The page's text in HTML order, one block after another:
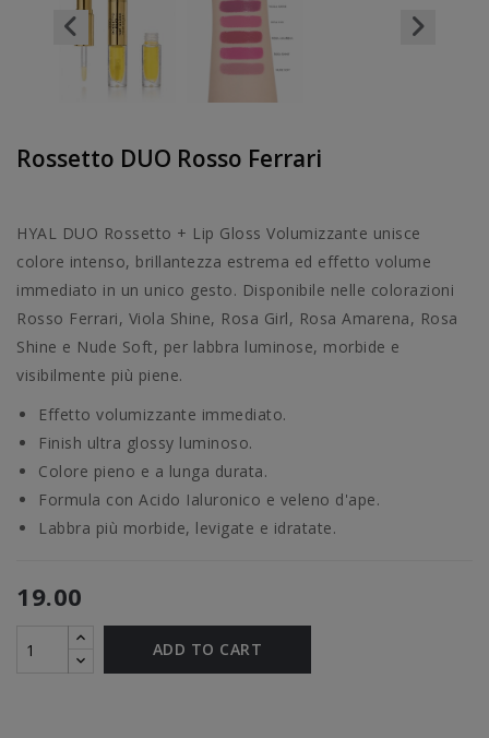
Rossetto DUO Rosso Ferrari
HYAL DUO Rossetto + Lip Gloss Volumizzante unisce
colore intenso, brillantezza estrema ed effetto volume
immediato in un unico gesto. Disponibile nelle colorazioni
Rosso Ferrari, Viola Shine, Rosa Girl, Rosa Amarena, Rosa
Shine e Nude Soft, per labbra luminose, morbide e
visibilmente più piene.
Effetto volumizzante immediato.
Finish ultra glossy luminoso.
Colore pieno e a lunga durata.
Formula con Acido Ialuronico e veleno d'ape.
Labbra più morbide, levigate e idratate.
19.00
ADD TO CART